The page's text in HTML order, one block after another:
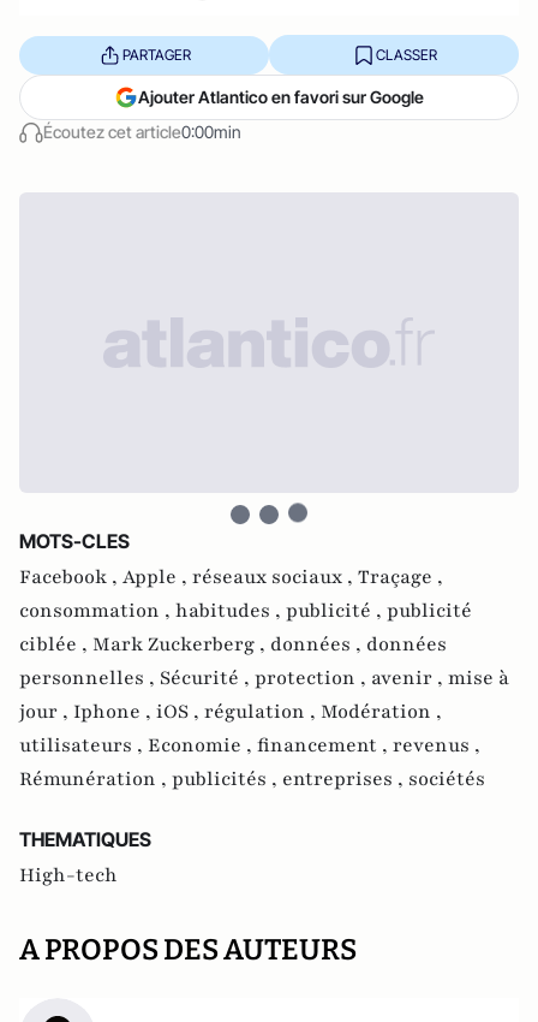
Écoutez cet article0:00min
PARTAGER CLASSER
Ajouter Atlantico en favori sur Google
MOTS-CLES
Facebook , Apple , réseaux sociaux , Traçage ,
consommation , habitudes , publicité , publicité
ciblée , Mark Zuckerberg , données , données
personnelles , Sécurité , protection , avenir , mise à
jour , Iphone , iOS , régulation , Modération ,
utilisateurs , Economie , financement , revenus ,
Rémunération , publicités , entreprises , sociétés
THEMATIQUES
High-tech
A PROPOS DES AUTEURS